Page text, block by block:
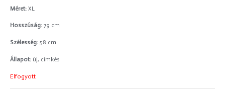
Méret: XL
Hosszúság: 79 cm
Szélesség: 58 cm
Állapot: új, címkés
Elfogyott